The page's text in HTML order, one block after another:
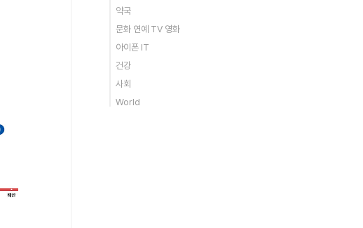
약국
문화 연예 TV 영화
아이폰 IT
건강
사회
World